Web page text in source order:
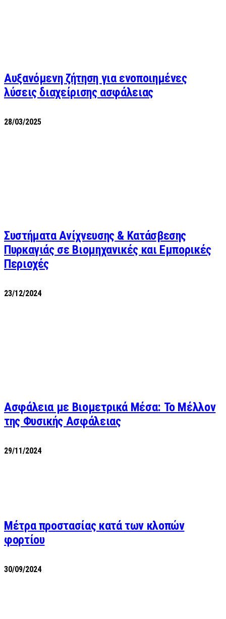
Αυξανόμενη ζήτηση για ενοποιημένες
λύσεις διαχείρισης ασφάλειας
28/03/2025
Συστήματα Ανίχνευσης & Κατάσβεσης
Πυρκαγιάς σε Βιομηχανικές και Εμπορικές
Περιοχές
23/12/2024
Ασφάλεια με Βιομετρικά Μέσα: Το Μέλλον
της Φυσικής Ασφάλειας
29/11/2024
Μέτρα προστασίας κατά των κλοπών
φορτίου
30/09/2024